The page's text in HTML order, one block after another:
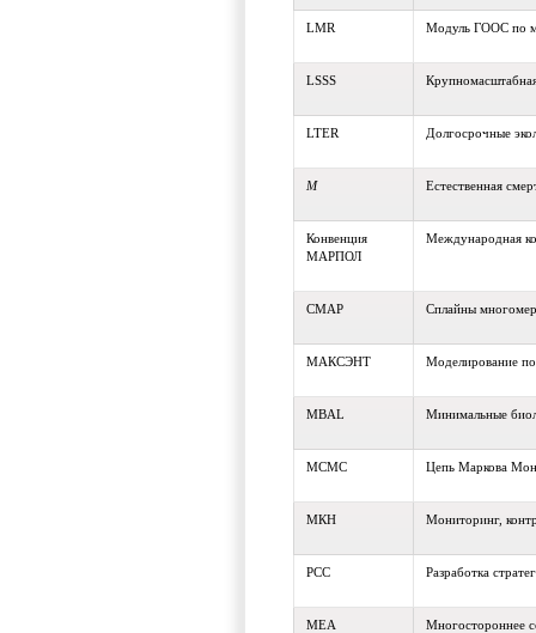
LMR Модуль ГООС по
LSSS
LTER Долгосрочные
M Естественная
Конвенция
МАРПОЛ
Международная
СМАР Сплайны
МАКСЭНТ Моделирование
MBAL Минимальные
MCMC Цепь Маркова
МКН Мониторинг,
РСС Разработка
MEA Многостороннее